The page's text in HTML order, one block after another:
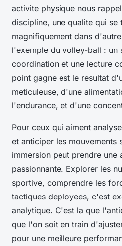
activite physique nous
discipline, une qualite qui se
magnifiquement dans
l'exemple du volley-ball : un
coordination et une lecture
point gagne est le resultat
meticuleuse, d'une
l'endurance, et d'une
Pour ceux qui aiment
et anticiper les mouvements
immersion peut prendre une
passionnante. Explorer les
sportive, comprendre les
tactiques deployees, c'est
analytique. C'est la que
que l'on soit en train
pour une meilleure